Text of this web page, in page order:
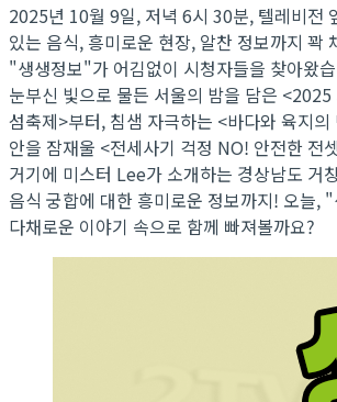
2025년 10월 9일, 저녁 6시 30분, 텔레비전
있는 음식, 흥미로운 현장, 알찬 정보까지 꽉
"생생정보"가 어김없이 시청자들을 찾아왔
눈부신 빛으로 물든 서울의 밤을 담은
섬축제>부터, 침샘 자극하는 <바다와 육지
안을 잠재울 <전세사기 걱정 NO! 안전한 전
거기에 미스터 Lee가 소개하는 경상남도 거
음식 궁합에 대한 흥미로운 정보까지! 오늘,
다채로운 이야기 속으로 함께 빠져볼까요?